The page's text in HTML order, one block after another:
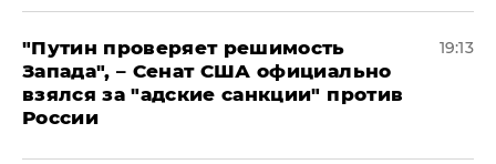
"Путин проверяет решимость
Запада", – Сенат США официально
взялся за "адские санкции" против
России
19:13